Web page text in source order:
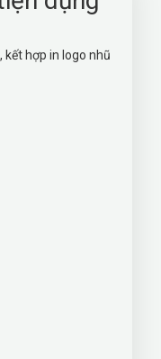
kết hợp in logo nhũ